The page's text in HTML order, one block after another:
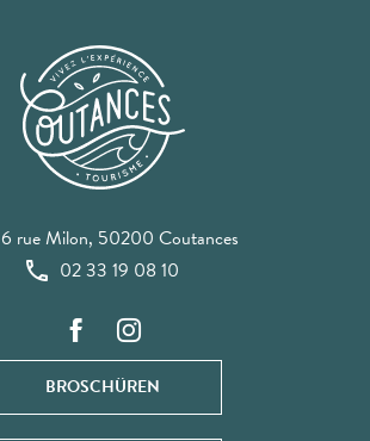
6 rue Milon, 50200 Coutances
02 33 19 08 10
BROSCHÜREN